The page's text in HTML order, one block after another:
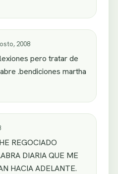
2008
pero tratar de
.bendiciones martha
REGOCIADO
DIARIA QUE ME
HACIA ADELANTE.